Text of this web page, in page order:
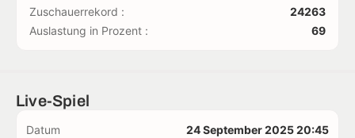
Zuschauerrekord :
24263
Auslastung in Prozent :
69
Live-Spiel
Datum 24 September 2025 20:45